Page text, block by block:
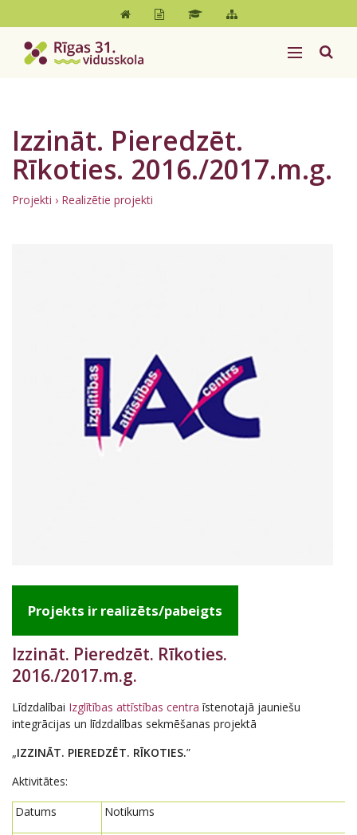
Izzināt. Pieredzēt.
Rīkoties. 2016./2017.m.g.
Projekti › Realizētie projekti
Projekts ir realizēts/pabeigts
Izzināt. Pieredzēt. Rīkoties.
2016./2017.m.g.
Līdzdalībai Izglītības attīstības centra īstenotajā jauniešu
integrācijas un līdzdalības sekmēšanas projektā
„IZZINĀT. PIEREDZĒT. RĪKOTIES.”
Aktivitātes:
Datums
Notikums